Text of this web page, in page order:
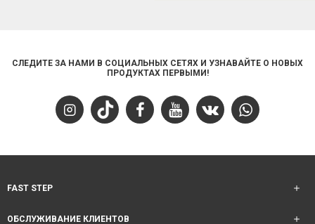
СЛЕДИТЕ ЗА НАМИ В СОЦИАЛЬНЫХ СЕТЯХ И УЗНАВАЙТЕ О НОВЫХ
ПРОДУКТАХ ПЕРВЫМИ!
FAST STEP
ОБСЛУЖИВАНИЕ КЛИЕНТОВ